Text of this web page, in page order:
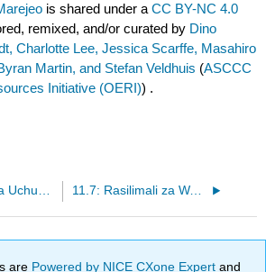
is shared under aCC BY-NC 4.0
remixed, and/or curated by Dino
Charlotte Lee, Jessica Scarffe, Masahiro
Martin, and Stefan Veldhuis (ASCCC
Initiative (OERI)) .
11.5: Utafiti wa Uchunguzi wa Kulinganisha - Kusitishwa kwa Migogoro - B 11.7: Rasilimali za Wanafunzi
are Powered by NICE CXone Expertand